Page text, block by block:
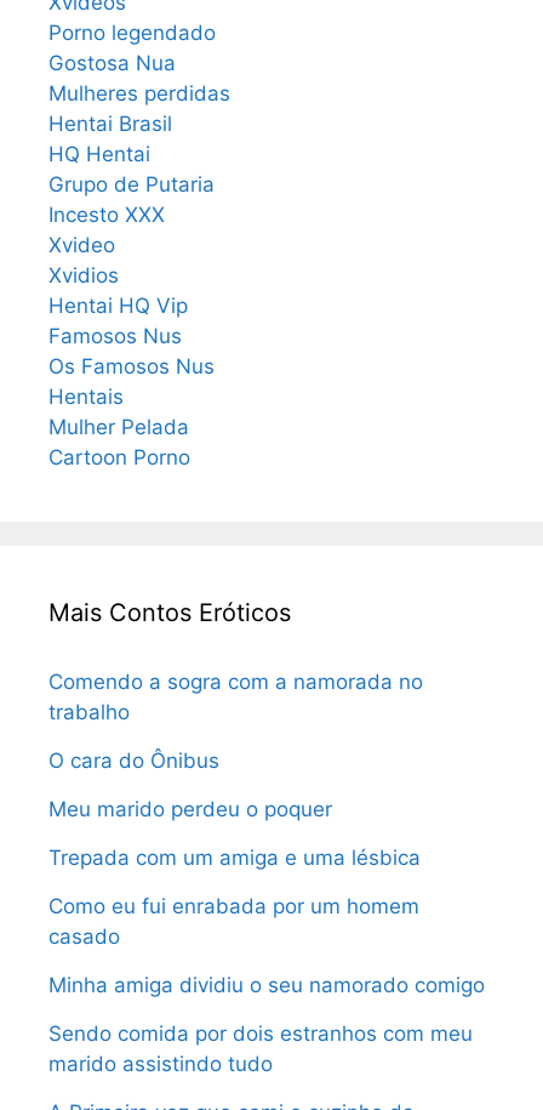
Porno legendado
Gostosa Nua
Mulheres perdidas
Hentai Brasil
HQ Hentai
Grupo de Putaria
Incesto XXX
Xvideo
Xvidios
Hentai HQ Vip
Famosos Nus
Os Famosos Nus
Hentais
Mulher Pelada
Cartoon Porno
Mais Contos Eróticos
Comendo a sogra com a namorada no
trabalho
O cara do Ônibus
Meu marido perdeu o poquer
Trepada com um amiga e uma lésbica
Como eu fui enrabada por um homem
casado
Minha amiga dividiu o seu namorado comigo
Sendo comida por dois estranhos com meu
marido assistindo tudo